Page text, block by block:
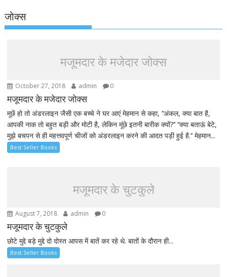
जोक्स
मजूमदार के मजेदार जोक्स
October 27, 2018 admin 0
मजूमदार के मजेदार जोक्स
मूछें हो तो अंडरलाइन जैसी एक बच्चे ने घर आएं मेहमान से कहा, ‘‘अंकल, क्या बात है,
आपकी नाक तो बहुत बड़ी और मोटी है, लेकिन मूंछे इतनी बारीक क्यों?’’ ‘‘क्या बताऊं बेटे,
मुझे बचपन से ही महत्तवपूर्ण चीजों को अंडरलाइन करने की आदत पड़ी हुई है.’’ मेहमान...
Best Seller Books
मजूमदार के चुटकुले
August 7, 2018 admin 0
मजूमदार के चुटकुले
छोटे मुद्दे बड़े मुद्दे दो दोस्त आपस में बातें कर रहे थे. बातों के दौरान ही...
Best Seller Books